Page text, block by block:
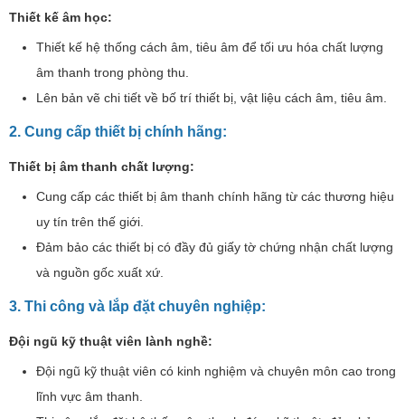
Thiết kế âm học:
Thiết kế hệ thống cách âm, tiêu âm để tối ưu hóa chất lượng
âm thanh trong phòng thu.
Lên bản vẽ chi tiết về bố trí thiết bị, vật liệu cách âm, tiêu âm.
2. Cung cấp thiết bị chính hãng:
Thiết bị âm thanh chất lượng:
Cung cấp các thiết bị âm thanh chính hãng từ các thương hiệu
uy tín trên thế giới.
Đảm bảo các thiết bị có đầy đủ giấy tờ chứng nhận chất lượng
và nguồn gốc xuất xứ.
3. Thi công và lắp đặt chuyên nghiệp:
Đội ngũ kỹ thuật viên lành nghề:
Đội ngũ kỹ thuật viên có kinh nghiệm và chuyên môn cao trong
lĩnh vực âm thanh.